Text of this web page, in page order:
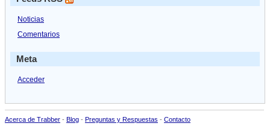
Noticias
Comentarios
Meta
Acceder
Acerca de Trabber - Blog - Preguntas y Respuestas - Contacto